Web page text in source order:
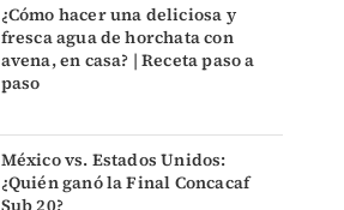
¿Cómo hacer una deliciosa y
fresca agua de horchata con
avena, en casa? | Receta paso a
paso
México vs. Estados Unidos:
¿Quién ganó la Final Concacaf
Sub 20?